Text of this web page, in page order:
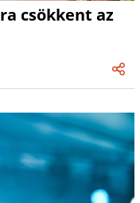
csökkent az